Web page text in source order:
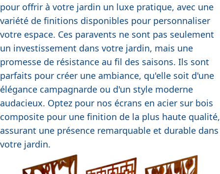
pour offrir à votre jardin un luxe pratique, avec une
variété de finitions disponibles pour personnaliser
votre espace. Ces paravents ne sont pas seulement
un investissement dans votre jardin, mais une
promesse de résistance au fil des saisons. Ils sont
parfaits pour créer une ambiance, qu'elle soit d'une
élégance campagnarde ou d'un style moderne
audacieux. Optez pour nos écrans en acier sur bois
composite pour une finition de la plus haute qualité,
assurant une présence remarquable et durable dans
votre jardin.